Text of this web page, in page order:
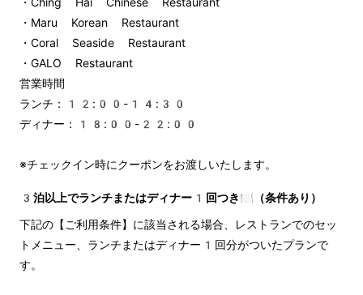
・Maru Korean Restaurant
・Coral Seaside Restaurant
・GALO Restaurant
営業時間
ランチ：12:00-14:30
ディナー：18:00-22:00
※チェックイン時にクーポンをお渡しいたします。
3泊以上でランチまたはディナー1回つき🍽️（条件あり）
下記の【ご利用条件】に該当される場合、レストランでのセッ
トメニュー、ランチまたはディナー1回分がついたプランで
す。